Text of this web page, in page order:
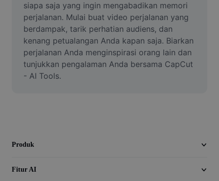
Tingkatkan kualitas
Editor Video
Pangkas Video
Tambahkan Subtitle ke Video
siapa saja yang ingin mengabadikan memori
perjalanan. Mulai buat video perjalanan yang
berdampak, tarik perhatian audiens, dan
kenang petualangan Anda kapan saja. Biarkan
perjalanan Anda menginspirasi orang lain dan
tunjukkan pengalaman Anda bersama CapCut
- AI Tools.
Produk
Fitur AI